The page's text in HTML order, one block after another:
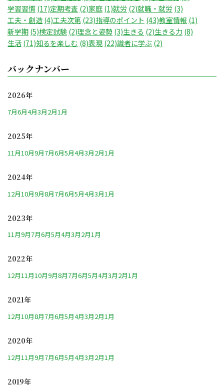
学習習慣 (17)定期考査 (2)家庭 (1)就労 (2)就職・就労 (3)
工夫・創造 (4)工夫次第 (23)指導のポイント (43)教室情報 (1)
新学期 (5)検定試験 (2)理念と姿勢 (3)生きる (2)生きる力 (8)
生活 (71)知るを楽しむ (8)表現 (22)識者に学ぶ (2)
バックナンバー
2026年
7月6月4月3月2月1月
2025年
11月10月9月7月6月5月4月3月2月1月
2024年
12月10月9月8月7月6月5月4月3月1月
2023年
11月9月7月6月5月4月3月2月1月
2022年
12月11月10月9月8月7月6月5月4月3月2月1月
2021年
12月10月8月7月6月5月4月3月2月1月
2020年
12月11月9月7月6月5月4月3月2月1月
2019年